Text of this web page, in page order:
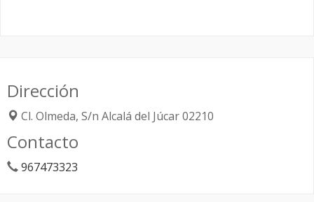
Dirección
Cl. Olmeda, S/n Alcalá del Júcar02210
Contacto
967473323